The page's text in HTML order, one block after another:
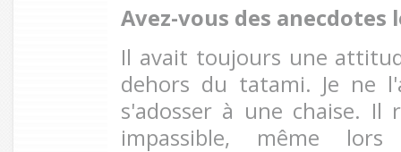
Avez-vous des anecdotes
Il avait toujours une
dehors du tatami. Je ne
s'adosser à une chaise.
impassible, même